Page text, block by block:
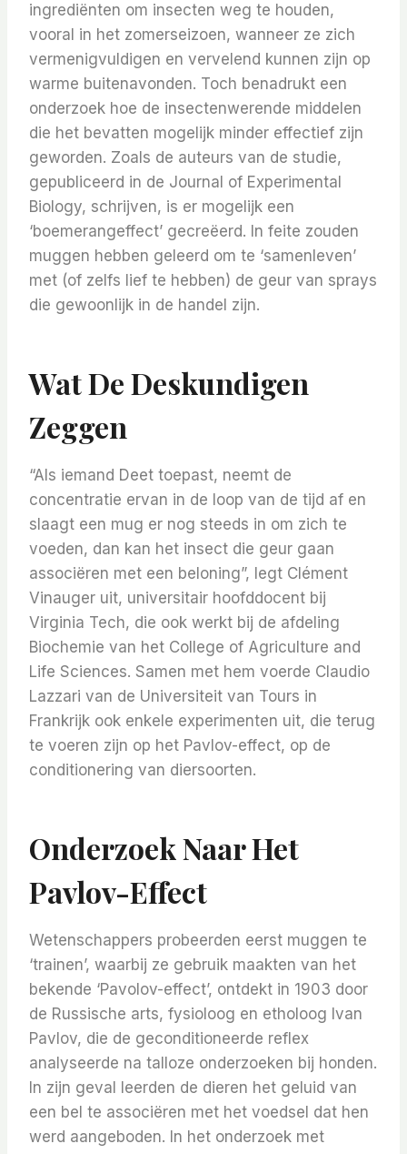
ingrediënten om insecten weg te houden,
vooral in het zomerseizoen, wanneer ze zich
vermenigvuldigen en vervelend kunnen zijn op
warme buitenavonden. Toch benadrukt een
onderzoek hoe de insectenwerende middelen
die het bevatten mogelijk minder effectief zijn
geworden. Zoals de auteurs van de studie,
gepubliceerd in de Journal of Experimental
Biology, schrijven, is er mogelijk een
‘boemerangeffect’ gecreëerd. In feite zouden
muggen hebben geleerd om te ‘samenleven’
met (of zelfs lief te hebben) de geur van sprays
die gewoonlijk in de handel zijn.
Wat De Deskundigen
Zeggen
“Als iemand Deet toepast, neemt de
concentratie ervan in de loop van de tijd af en
slaagt een mug er nog steeds in om zich te
voeden, dan kan het insect die geur gaan
associëren met een beloning”, legt Clément
Vinauger uit, universitair hoofddocent bij
Virginia Tech, die ook werkt bij de afdeling
Biochemie van het College of Agriculture and
Life Sciences. Samen met hem voerde Claudio
Lazzari van de Universiteit van Tours in
Frankrijk ook enkele experimenten uit, die terug
te voeren zijn op het Pavlov-effect, op de
conditionering van diersoorten.
Onderzoek Naar Het
Pavlov-Effect
Wetenschappers probeerden eerst muggen te
‘trainen’, waarbij ze gebruik maakten van het
bekende ‘Pavolov-effect’, ontdekt in 1903 door
de Russische arts, fysioloog en etholoog Ivan
Pavlov, die de geconditioneerde reflex
analyseerde na talloze onderzoeken bij honden.
In zijn geval leerden de dieren het geluid van
een bel te associëren met het voedsel dat hen
werd aangeboden. In het onderzoek met